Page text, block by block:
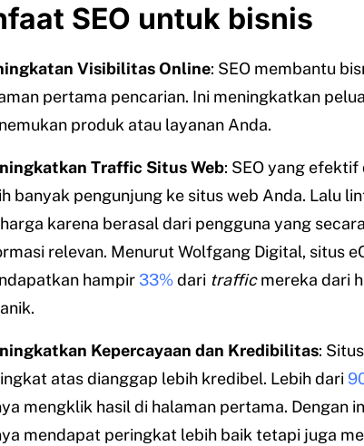
SEO untuk bisnis
Visibilitas Online: SEO membantu
pertama pencarian. Ini meningkatkan
produk atau layanan Anda.
Traffic Situs Web: SEO yang
banyak pengunjung ke situs web Anda. Lalu
karena berasal dari pengguna yang
relevan. Menurut Wolfgang Digital, situs
hampir 33%dari trafficmereka dari
Kepercayaan dan Kredibilitas:
atas dianggap lebih kredibel. Lebih dari
mengklik hasil di halaman pertama. Dengan
mendapat peringkat lebih baik tetapi juga